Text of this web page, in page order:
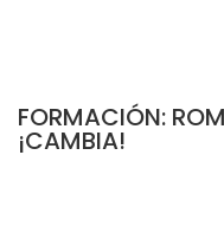
FORMACIÓN:
¡CAMBIA!